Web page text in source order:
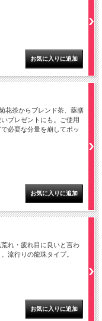
花茶からブレンド茶、薬膳
プレゼントにも。ご使用
必要な分量を崩してポッ
れ・疲れ目に良いと言わ
流行りの龍珠タイプ。